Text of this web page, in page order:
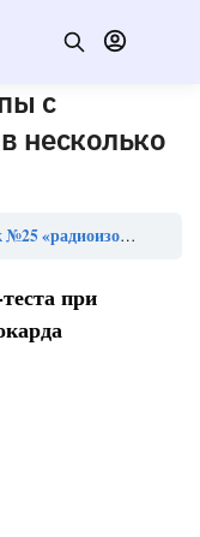
с
несколько
с периодом полураспада в несколько недель называют»
при